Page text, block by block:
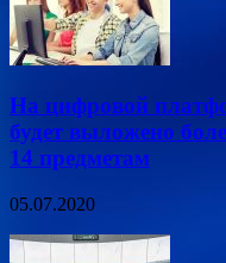
На цифровой
будет выложено
14 предметам
05.07.2020